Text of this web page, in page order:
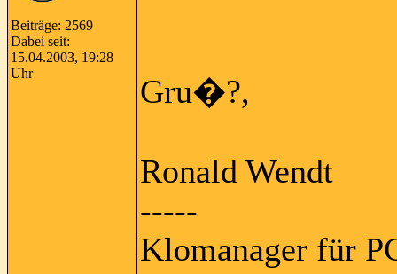
Beiträge: 2569
Dabei seit:
15.04.2003, 19:28
Uhr
Gru�?,
Ronald Wendt
-----
Klomanager für